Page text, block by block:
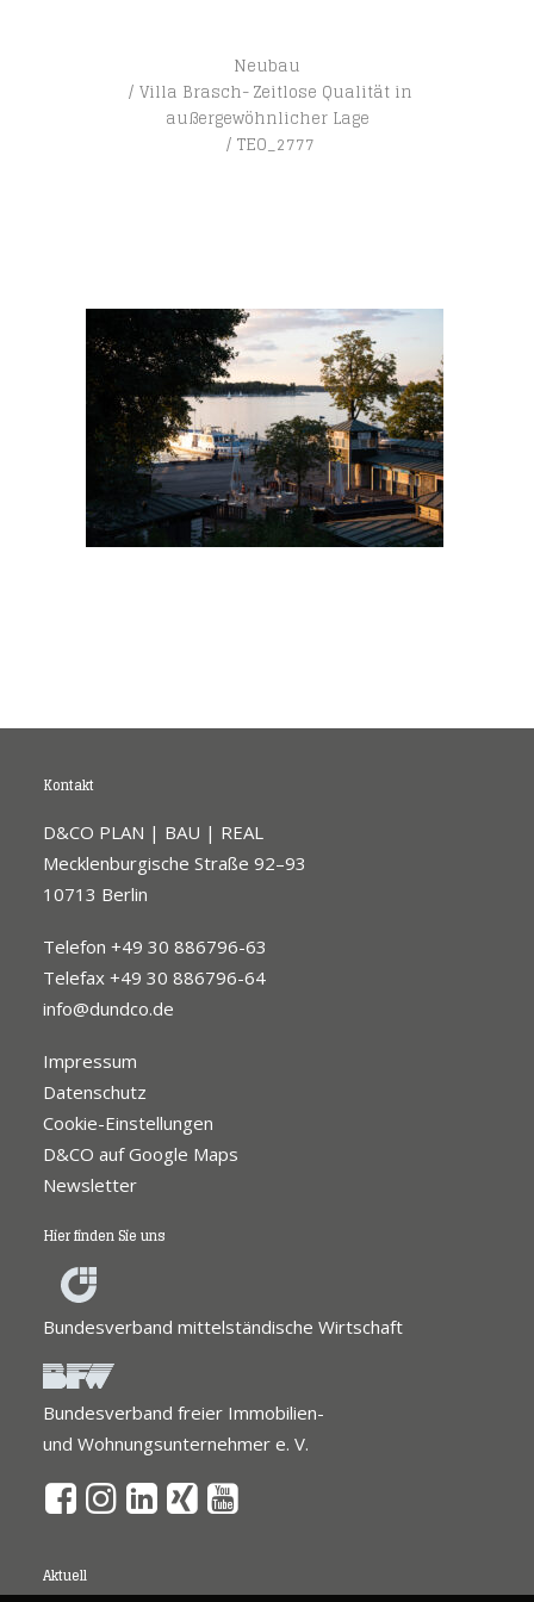
Neubau
Villa Brasch- Zeitlose Qualität in
außergewöhnlicher Lage
TEO_2777
Kontakt
D&CO PLAN | BAU | REAL
Mecklenburgische Straße 92–93
10713 Berlin
Telefon +49 30 886796-63
Telefax +49 30 886796-64
info@dundco.de
Impressum
Datenschutz
Cookie-Einstellungen
D&CO auf Google Maps
Newsletter
Hier finden Sie uns
Bundesverband mittelständische Wirtschaft
Bundesverband freier Immobilien-
und Wohnungsunternehmer e. V.
Aktuell